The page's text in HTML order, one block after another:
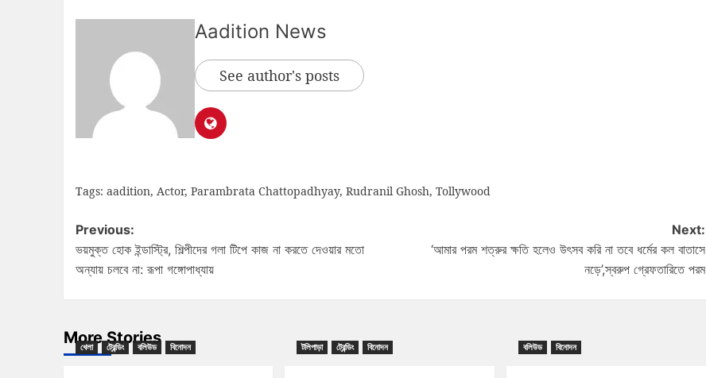
Aadition News
See author's posts
Tags: aadition, Actor, Parambrata Chattopadhyay, Rudranil Ghosh, Tollywood
Previous:
ভয়মুক্ত হোক ইন্ডাস্ট্রি, শিল্পীদের গলা টিপে কাজ না করতে দেওয়ার মতো
অন্যায় চলবে না: রূপা গঙ্গোপাধ্যায়
Next:
‘আমার পরম শত্রুর ক্ষতি হলেও উৎসব করি না তবে ধর্মের কল বাতাসে
নড়ে’,স্বরুপ গ্রেফতারিতে পরম
More Stories
খেলা ট্রেন্ডিং বলিউড বিনোদন টলিপাড়া ট্রেন্ডিং বিনোদন বলিউড বিনোদন